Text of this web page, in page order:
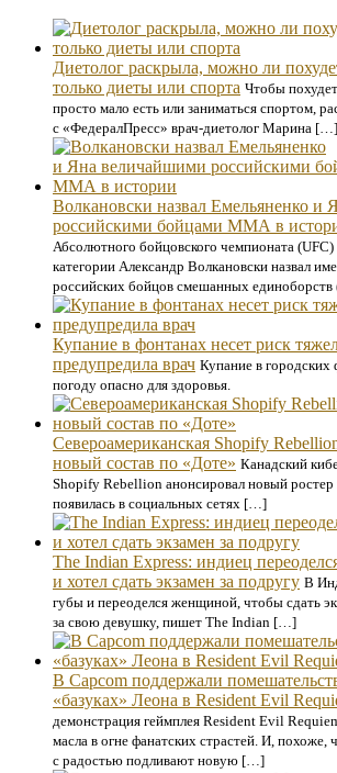
Диетолог раскрыла, можно ли
только диеты или спорта Чтобы
просто мало есть или заниматься спортом,
с «ФедералПресс» врач-диетолог Марина […]
Волкановски назвал Емельяненко и
российскими бойцами ММА в
Абсолютного бойцовского чемпионата (UFC)
категории Александр Волкановски назвал
российских бойцов смешанных
Купание в фонтанах несет риск
предупредила врач Купание в
погоду опасно для здоровья.
Североамериканская Shopify
новый состав по «Доте» Канадский
Shopify Rebellion анонсировал новый
появилась в социальных сетях […]
The Indian Express: индиец
и хотел сдать экзамен за подругу В
губы и переоделся женщиной, чтобы сдать
за свою девушку, пишет The Indian […]
В Capcom поддержали
«базуках» Леона в Resident Evil
демонстрация геймплея Resident Evil
масла в огне фанатских страстей. И, похоже,
с радостью подливают новую […]